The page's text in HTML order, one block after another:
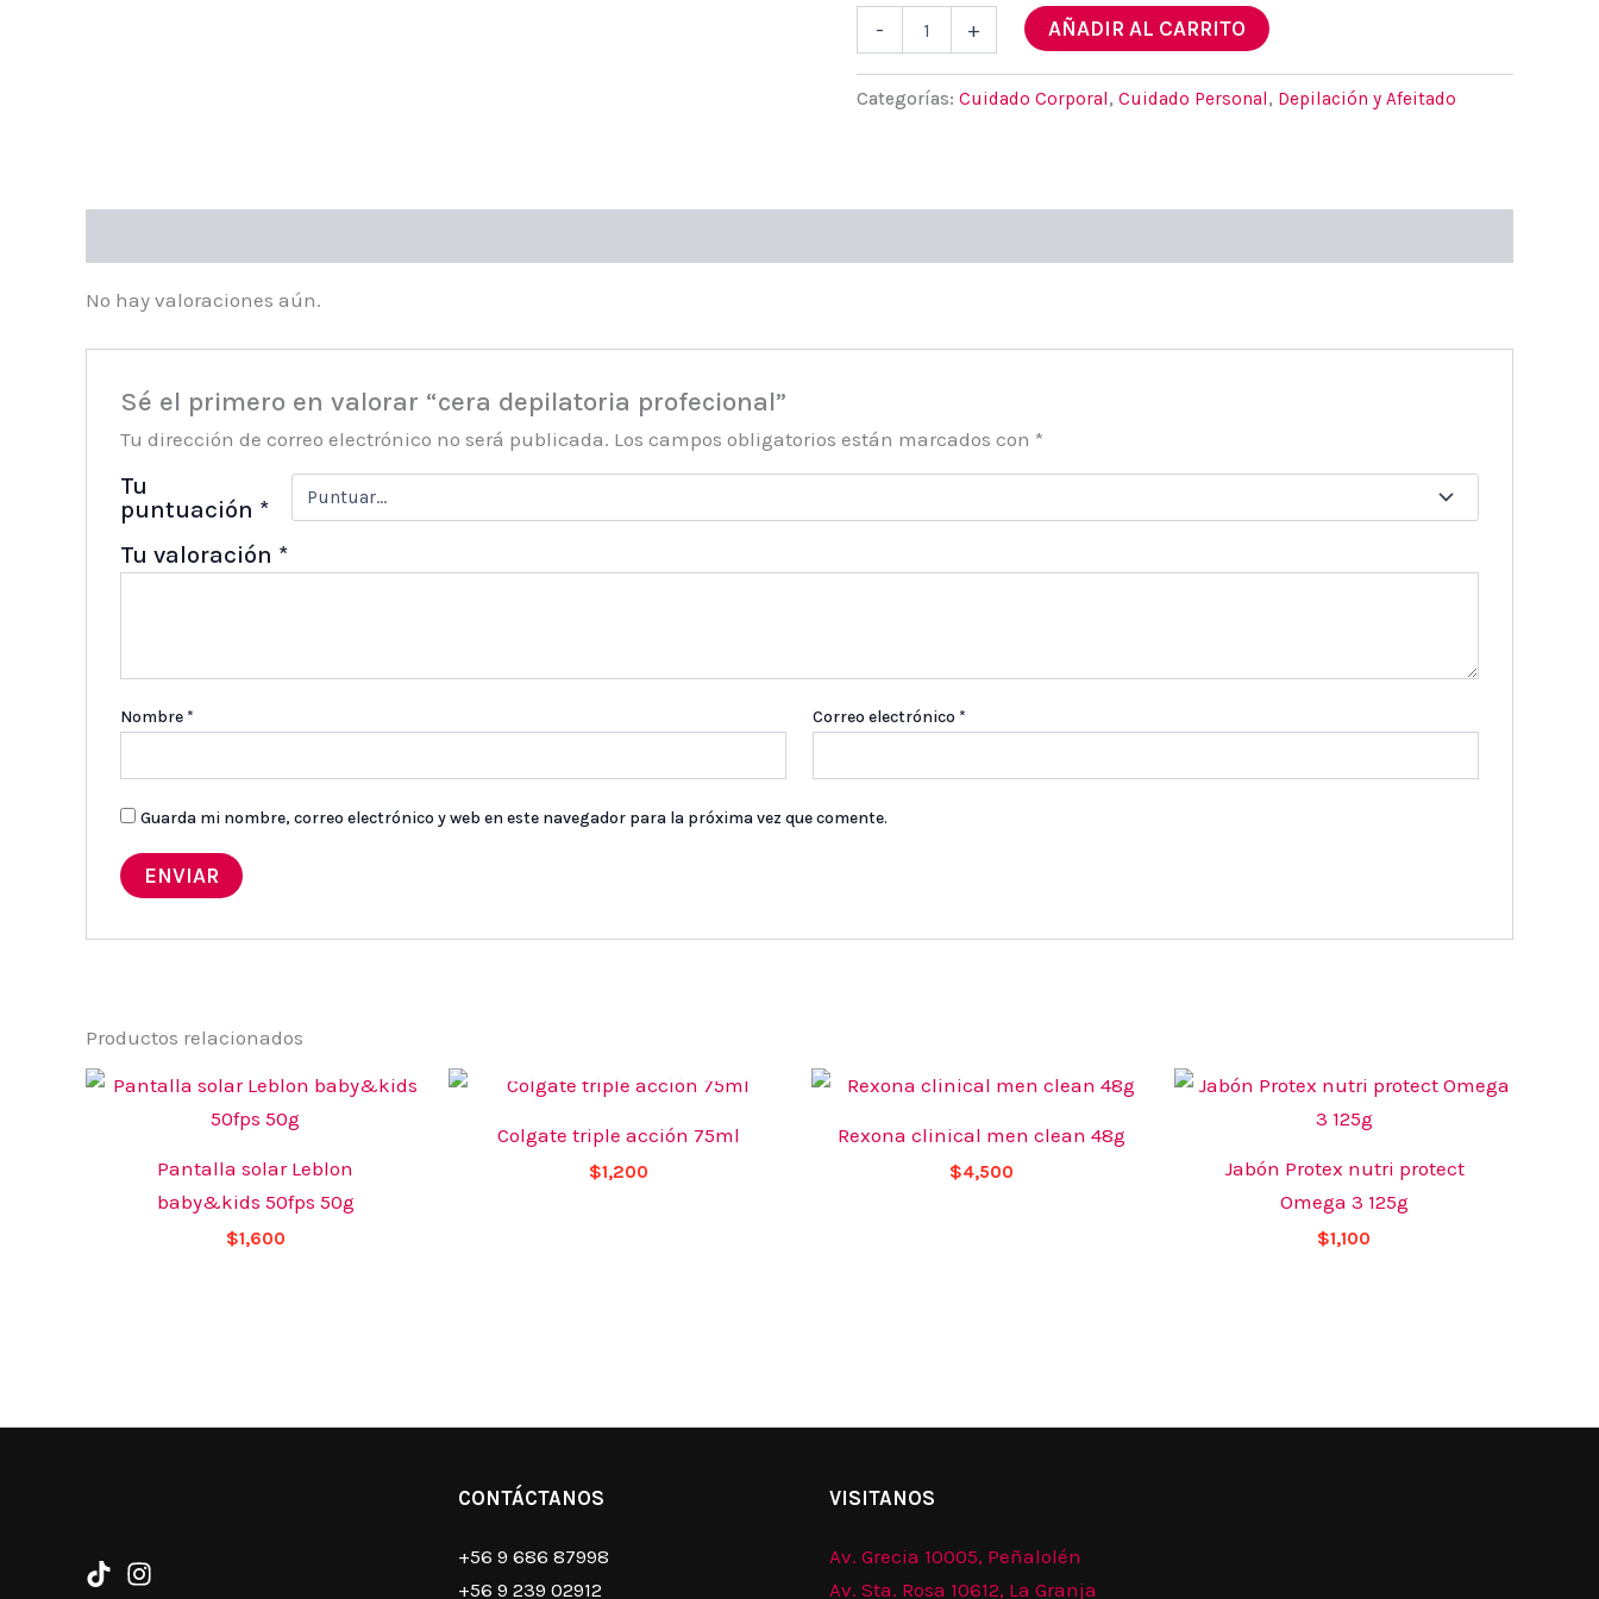
-
depilatoria
+ AÑADIR AL CARRITO
Categorías: Cuidado Corporal, Cuidado Personal, Depilación y Afeitado
No hay valoraciones aún.
Sé el primero en valorar “cera depilatoria profecional”
Tu dirección de correo electrónico no será publicada. Los campos obligatorios están marcados con *
Tu
puntuación *
Tu valoración *
Nombre * Correo electrónico *
Guarda mi nombre, correo electrónico y web en este navegador para la próxima vez que comente.
Productos relacionados
Pantalla solar Leblon
baby&kids 50fps 50g
$1,600
Colgate triple acción 75ml
$1,200
Rexona clinical men clean 48g
$4,500
Jabón Protex nutri protect
Omega 3 125g
$1,100
CONTÁCTANOS
+56 9 686 87998
+56 9 239 02912
VISITANOS
Av. Grecia 10005, Peñalolén
Av. Sta. Rosa 10612, La Granja